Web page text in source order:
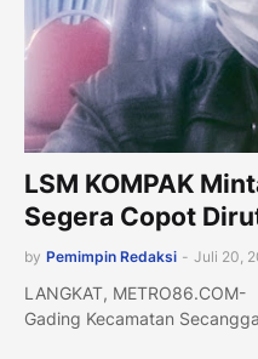
LSM KOMPAK
Segera Copot
by Pemimpin Redaksi - Juli 20,
LANGKAT,
Gading Kecamatan